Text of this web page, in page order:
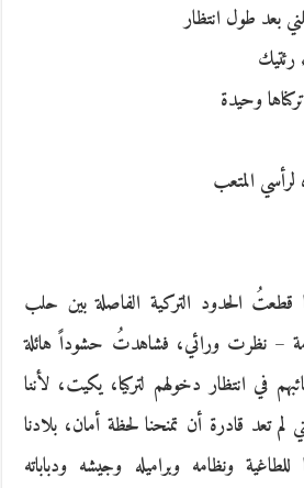
بعد طول انتظار
وحيدة
‬المتعب
قطعتُ‮ ‬الحدود التركية الفاصلة بين حلب
– ‬نظرت ورائي،‮ ‬فشاهدتُ‮ ‬حشوداً‮ ‬هائلة
في انتظار دخولهم لتركيا،‮ ‬يكيت، لأننا
لم تعد قادرة أن تمنحنا لحظة أمان،‮ ‬بلادنا
ونظامه وبراميله وجيشه ودباباته